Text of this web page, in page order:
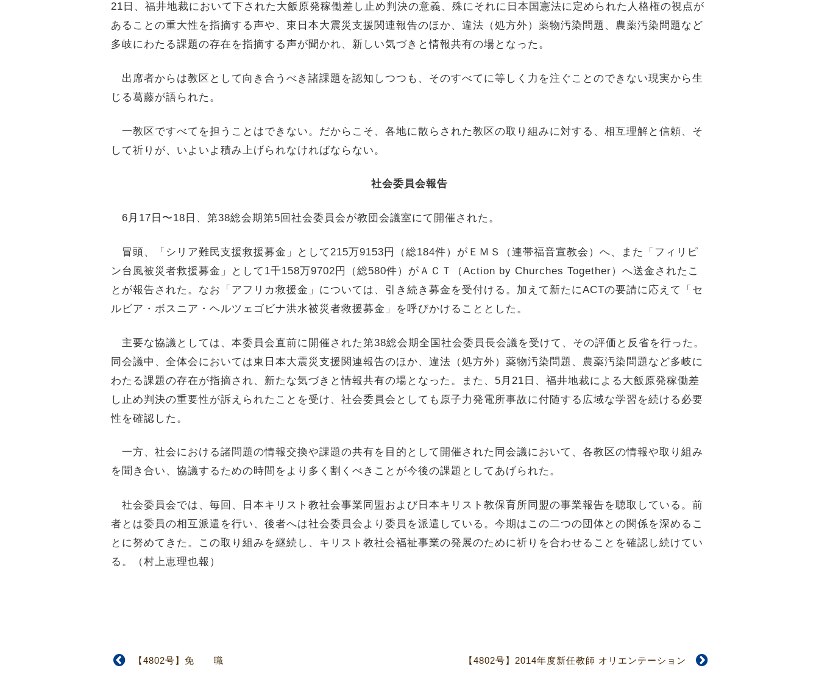
21日、福井地裁において下された大飯原発稼働差し止め判決の意義、殊にそれに日本国憲法に定められた人格権の視点が
あることの重大性を指摘する声や、東日本大震災支援関連報告のほか、違法（処方外）薬物汚染問題、農薬汚染問題など
多岐にわたる課題の存在を指摘する声が聞かれ、新しい気づきと情報共有の場となった。
出席者からは教区として向き合うべき諸課題を認知しつつも、そのすべてに等しく力を注ぐことのできない現実から生
じる葛藤が語られた。
一教区ですべてを担うことはできない。だからこそ、各地に散らされた教区の取り組みに対する、相互理解と信頼、そ
して祈りが、いよいよ積み上げられなければならない。
社会委員会報告
6月17日〜18日、第38総会期第5回社会委員会が教団会議室にて開催された。
冒頭、「シリア難民支援救援募金」として215万9153円（総184件）がＥＭＳ（連帯福音宣教会）へ、また「フィリピ
ン台風被災者救援募金」として1千158万9702円（総580件）がＡＣＴ（Action by Churches Together）へ送金されたこ
とが報告された。なお「アフリカ救援金」については、引き続き募金を受付ける。加えて新たにACTの要請に応えて「セ
ルビア・ボスニア・ヘルツェゴビナ洪水被災者救援募金」を呼びかけることとした。
主要な協議としては、本委員会直前に開催された第38総会期全国社会委員長会議を受けて、その評価と反省を行った。
同会議中、全体会においては東日本大震災支援関連報告のほか、違法（処方外）薬物汚染問題、農薬汚染問題など多岐に
わたる課題の存在が指摘され、新たな気づきと情報共有の場となった。また、5月21日、福井地裁による大飯原発稼働差
し止め判決の重要性が訴えられたことを受け、社会委員会としても原子力発電所事故に付随する広域な学習を続ける必要
性を確認した。
一方、社会における諸問題の情報交換や課題の共有を目的として開催された同会議において、各教区の情報や取り組み
を聞き合い、協議するための時間をより多く割くべきことが今後の課題としてあげられた。
社会委員会では、毎回、日本キリスト教社会事業同盟および日本キリスト教保育所同盟の事業報告を聴取している。前
者とは委員の相互派遣を行い、後者へは社会委員会より委員を派遣している。今期はこの二つの団体との関係を深めるこ
とに努めてきた。この取り組みを継続し、キリスト教社会福祉事業の発展のために祈りを合わせることを確認し続けてい
る。（村上恵理也報）
【4802号】免 職 【4802号】2014年度新任教師 オリエンテーション